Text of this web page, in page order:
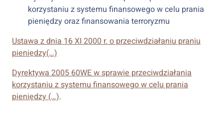
korzystaniu z systemu finansowego w celu prania
pieniędzy oraz finansowania terroryzmu
Ustawa z dnia 16 XI 2000 r. o przeciwdziałaniu praniu
pieniędzy(…)
Dyrektywa 2005 60WE w sprawie przeciwdziałania
korzystaniu z systemu finansowego w celu prania
pieniędzy (…).